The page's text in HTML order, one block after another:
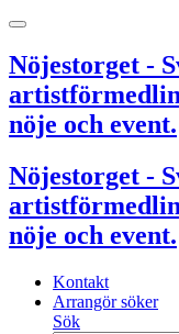
Nöjestorget -
nöje och event.
Nöjestorget -
nöje och event.
Kontakt
Arrangör söker
Sök